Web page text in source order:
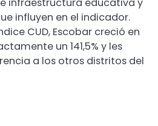
infraestructura educativa y
influyen en el indicador.
CUD, Escobar creció en
un 141,5% y les
a los otros distritos del